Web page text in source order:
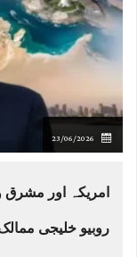
23/06/2026
امریکہ اور
روبیو خلیجی